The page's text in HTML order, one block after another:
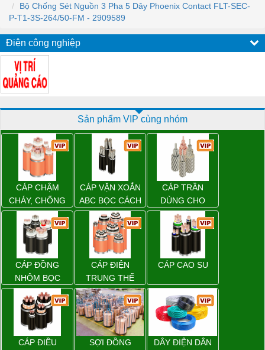
Bộ Chống Sét Nguồn 3 Pha 5 Dây Phoenix Contact FLT-SEC-
P-T1-3S-264/50-FM - 2909589
Điện công nghiệp
Sản phẩm VIP cùng nhóm
CÁP CHẬM
CHÁY, CHỐNG
CHÁY
CÁP VẶN XOẮN
ABC BỌC CÁCH
ĐIỆN XLPE
CÁP TRẦN
DÙNG CHO
ĐƯỜNG DÂY
TẢI ĐIỆN TRÊN
KHÔNG
CÁP ĐỒNG
NHÔM BỌC
CÁP ĐIỆN
TRUNG THẾ
CÁP CAO SU
CÁP ĐIỀU
SỢI ĐỒNG
DÂY ĐIỆN DÂN